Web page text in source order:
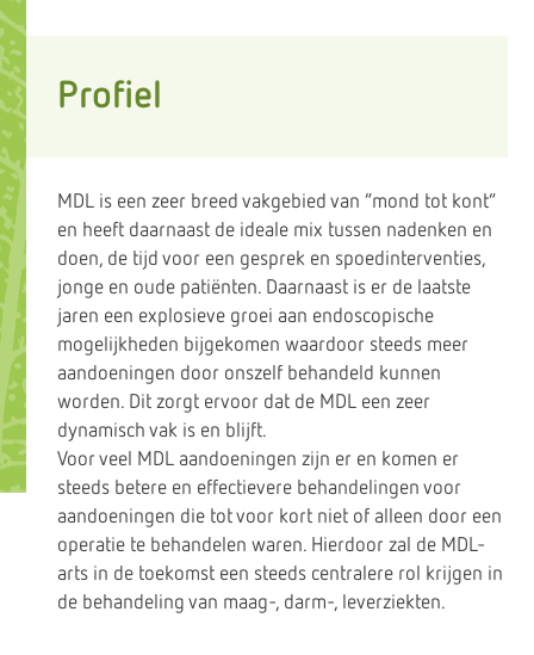
Profiel
MDL is een zeer breed vakgebied van “mond tot kont”
en heeft daarnaast de ideale mix tussen nadenken en
doen, de tijd voor een gesprek en spoedinterventies,
jonge en oude patiënten. Daarnaast is er de laatste
jaren een explosieve groei aan endoscopische
mogelijkheden bijgekomen waardoor steeds meer
aandoeningen door onszelf behandeld kunnen
worden. Dit zorgt ervoor dat de MDL een zeer
dynamisch vak is en blijft.
Voor veel MDL aandoeningen zijn er en komen er
steeds betere en effectievere behandelingen voor
aandoeningen die tot voor kort niet of alleen door een
operatie te behandelen waren. Hierdoor zal de MDL-
arts in de toekomst een steeds centralere rol krijgen in
de behandeling van maag-, darm-, leverziekten.